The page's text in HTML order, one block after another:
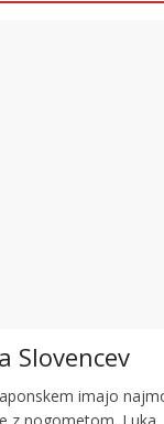
Slovencev
imajo